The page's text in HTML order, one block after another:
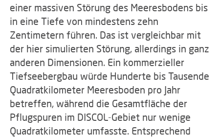
einer massiven Störung des Meeresbodens bis
in eine Tiefe von mindestens zehn
Zentimetern führen. Das ist vergleichbar mit
der hier simulierten Störung, allerdings in ganz
anderen Dimensionen. Ein kommerzieller
Tiefseebergbau würde Hunderte bis Tausende
Quadratkilometer Meeresboden pro Jahr
betreffen, während die Gesamtfläche der
Pflugspuren im DISCOL-Gebiet nur wenige
Quadratkilometer umfasste. Entsprechend